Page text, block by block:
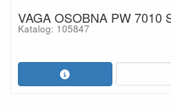
VAGA OSOBNA PW 7010
Katalog: 105847